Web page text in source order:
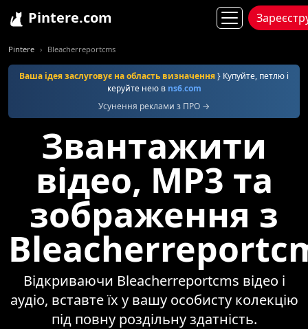
Pintere.com
Pintere Bleacherreportcms
Ваша ідея заслуговує на область визначення} Купуйте, петлю і
керуйте нею в ns6.com
Усунення реклами з ПРО →
Звантажити
відео, MP3 та
зображення з
Відкриваючи Bleacherreportcms відео і
аудіо, вставте їх у вашу особисту колекцію
під повну роздільну здатність.